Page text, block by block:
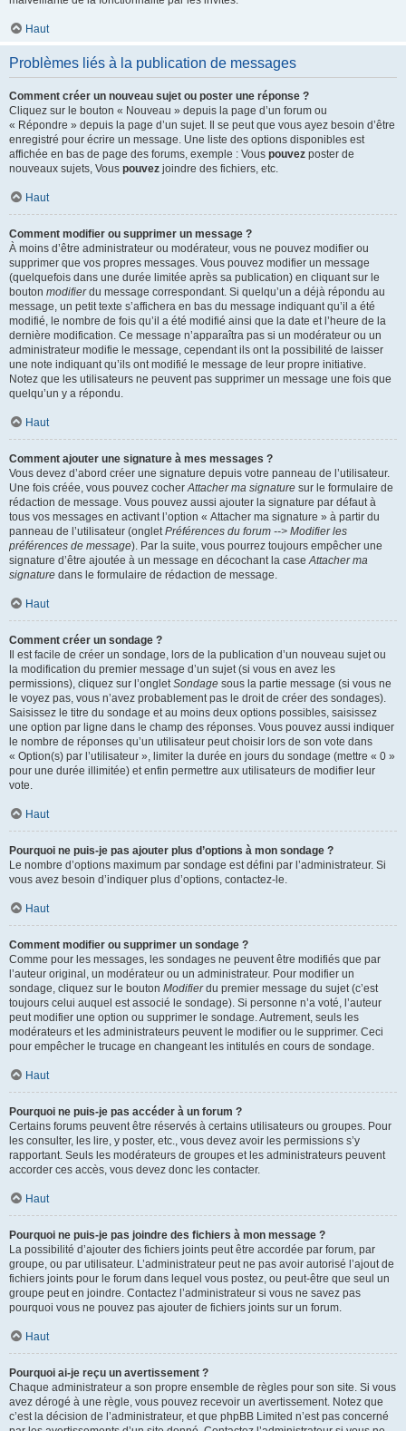
Haut
Problèmes liés à la publication de messages
Comment créer un nouveau sujet ou poster une réponse ?
Cliquez sur le bouton « Nouveau » depuis la page d’un forum ou
« Répondre » depuis la page d’un sujet. Il se peut que vous ayez besoin d’être
enregistré pour écrire un message. Une liste des options disponibles est
affichée en bas de page des forums, exemple : Vous pouvez poster de
nouveaux sujets, Vous pouvez joindre des fichiers, etc.
Haut
Comment modifier ou supprimer un message ?
À moins d’être administrateur ou modérateur, vous ne pouvez modifier ou
supprimer que vos propres messages. Vous pouvez modifier un message
(quelquefois dans une durée limitée après sa publication) en cliquant sur le
bouton modifierdu message correspondant. Si quelqu’un a déjà répondu au
message, un petit texte s’affichera en bas du message indiquant qu’il a été
modifié, le nombre de fois qu’il a été modifié ainsi que la date et l’heure de la
dernière modification. Ce message n’apparaîtra pas si un modérateur ou un
administrateur modifie le message, cependant ils ont la possibilité de laisser
une note indiquant qu’ils ont modifié le message de leur propre initiative.
Notez que les utilisateurs ne peuvent pas supprimer un message une fois que
quelqu’un y a répondu.
Haut
Comment ajouter une signature à mes messages ?
Vous devez d’abord créer une signature depuis votre panneau de l’utilisateur.
Une fois créée, vous pouvez cocherAttacher ma signature sur le formulaire de
rédaction de message. Vous pouvez aussi ajouter la signature par défaut à
tous vos messages en activant l’option « Attacher ma signature » à partir du
panneau de l’utilisateur (ongletPréférences du forum --> Modifier les
préférences de message). Par la suite, vous pourrez toujours empêcher une
signature d’être ajoutée à un message en décochant la caseAttacher ma
signature dans le formulaire de rédaction de message.
Haut
Comment créer un sondage ?
Il est facile de créer un sondage, lors de la publication d’un nouveau sujet ou
la modification du premier message d’un sujet (si vous en avez les
permissions), cliquez sur l’ongletSondage sous la partie message (si vous ne
le voyez pas, vous n’avez probablement pas le droit de créer des sondages).
Saisissez le titre du sondage et au moins deux options possibles, saisissez
une option par ligne dans le champ des réponses. Vous pouvez aussi indiquer
le nombre de réponses qu’un utilisateur peut choisir lors de son vote dans
« Option(s) par l’utilisateur », limiter la durée en jours du sondage (mettre « 0 »
pour une durée illimitée) et enfin permettre aux utilisateurs de modifier leur
vote.
Haut
Pourquoi ne puis-je pas ajouter plus d’options à mon sondage ?
Le nombre d’options maximum par sondage est défini par l’administrateur. Si
vous avez besoin d’indiquer plus d’options, contactez-le.
Haut
Comment modifier ou supprimer un sondage ?
Comme pour les messages, les sondages ne peuvent être modifiés que par
l’auteur original, un modérateur ou un administrateur. Pour modifier un
sondage, cliquez sur le bouton Modifierdu premier message du sujet (c’est
toujours celui auquel est associé le sondage). Si personne n’a voté, l’auteur
peut modifier une option ou supprimer le sondage. Autrement, seuls les
modérateurs et les administrateurs peuvent le modifier ou le supprimer. Ceci
pour empêcher le trucage en changeant les intitulés en cours de sondage.
Haut
Pourquoi ne puis-je pas accéder à un forum ?
Certains forums peuvent être réservés à certains utilisateurs ou groupes. Pour
les consulter, les lire, y poster, etc., vous devez avoir les permissions s’y
rapportant. Seuls les modérateurs de groupes et les administrateurs peuvent
accorder ces accès, vous devez donc les contacter.
Haut
Pourquoi ne puis-je pas joindre des fichiers à mon message ?
La possibilité d’ajouter des fichiers joints peut être accordée par forum, par
groupe, ou par utilisateur. L’administrateur peut ne pas avoir autorisé l’ajout de
fichiers joints pour le forum dans lequel vous postez, ou peut-être que seul un
groupe peut en joindre. Contactez l’administrateur si vous ne savez pas
pourquoi vous ne pouvez pas ajouter de fichiers joints sur un forum.
Haut
Pourquoi ai-je reçu un avertissement ?
Chaque administrateur a son propre ensemble de règles pour son site. Si vous
avez dérogé à une règle, vous pouvez recevoir un avertissement. Notez que
c’est la décision de l’administrateur, et que phpBB Limited n’est pas concerné